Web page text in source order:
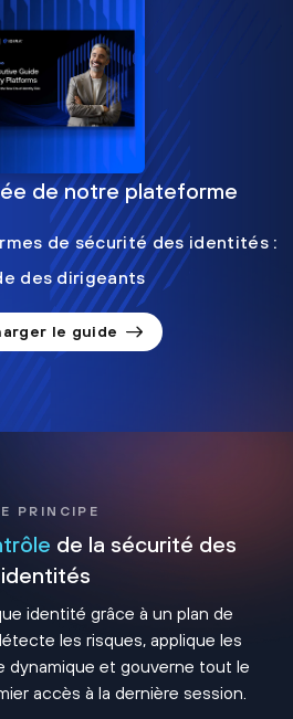
de notre plateforme
de sécurité des identités :
des dirigeants
le guide
PRINCIPE
de la sécurité des
identités
identité grâce à un plan de
les risques, applique les
dynamique et gouverne tout le
accès à la dernière session.